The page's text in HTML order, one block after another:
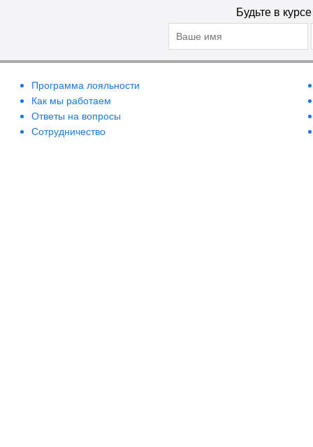
Будьте в
Программа лояльности
Как мы работаем
Ответы на вопросы
Сотрудничество